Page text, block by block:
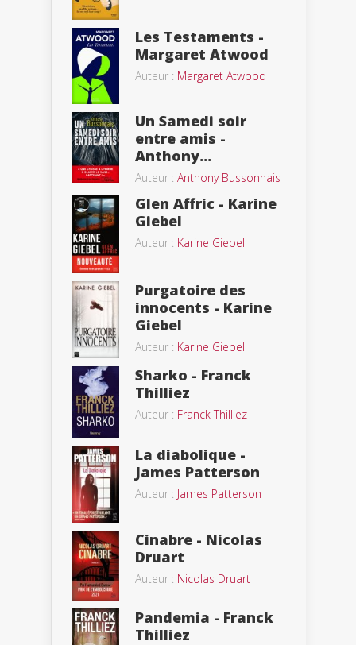
Les Testaments -
Margaret Atwood
Auteur : Margaret Atwood
Un Samedi soir
entre amis -
Anthony...
Auteur : Anthony Bussonnais
Glen Affric - Karine
Giebel
Auteur : Karine Giebel
Purgatoire des
innocents - Karine
Giebel
Auteur : Karine Giebel
Sharko - Franck
Thilliez
Auteur : Franck Thilliez
La diabolique -
James Patterson
Auteur : James Patterson
Cinabre - Nicolas
Druart
Auteur : Nicolas Druart
Pandemia - Franck
Thilliez